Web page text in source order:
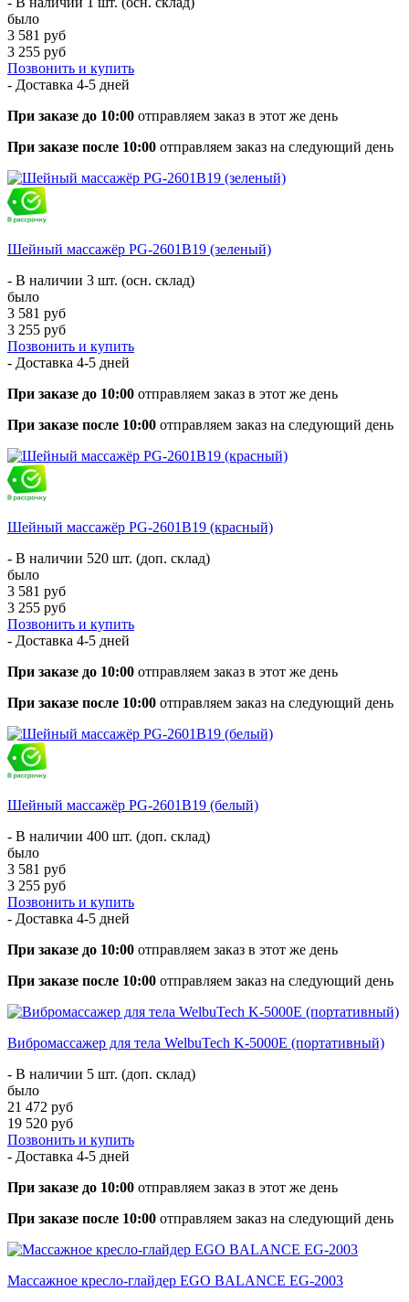
было
3 581 руб
3 255 руб
Позвонить и купить
- Доставка 4-5 дней
При заказе до 10:00 отправляем заказ в этот же день
При заказе после 10:00 отправляем заказ на следующий день
Шейный массажёр PG-2601B19 (зеленый)
- В наличии 3 шт. (осн. склад)
было
3 581 руб
3 255 руб
Позвонить и купить
- Доставка 4-5 дней
При заказе до 10:00 отправляем заказ в этот же день
При заказе после 10:00 отправляем заказ на следующий день
Шейный массажёр PG-2601B19 (красный)
- В наличии 520 шт. (доп. склад)
было
3 581 руб
3 255 руб
Позвонить и купить
- Доставка 4-5 дней
При заказе до 10:00 отправляем заказ в этот же день
При заказе после 10:00 отправляем заказ на следующий день
Шейный массажёр PG-2601B19 (белый)
- В наличии 400 шт. (доп. склад)
было
3 581 руб
3 255 руб
Позвонить и купить
- Доставка 4-5 дней
При заказе до 10:00 отправляем заказ в этот же день
При заказе после 10:00 отправляем заказ на следующий день
Вибромассажер для тела WelbuTech K-5000E (портативный)
- В наличии 5 шт. (доп. склад)
было
21 472 руб
19 520 руб
Позвонить и купить
- Доставка 4-5 дней
При заказе до 10:00 отправляем заказ в этот же день
При заказе после 10:00 отправляем заказ на следующий день
Массажное кресло-глайдер EGO BALANCE EG-2003